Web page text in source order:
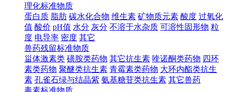
理化标准物质
蛋白质 脂肪 碳水化合物 维生素 矿物质元素 酸度 过氧化
值 酸价 pH值 水分 灰分 不溶于水杂质 可溶性固形物 粒
度 电导率 密度 其它
兽药残留标准物质
甾体激素类 磺胺类药物 其它抗生素 喹诺酮类药物 四环
素类药物 聚醚类抗生素 青霉素类药物 大环内酯类抗生
素 孔雀石绿与结晶紫 氨基糖苷类抗生素 其它兽药
毒素标准物质